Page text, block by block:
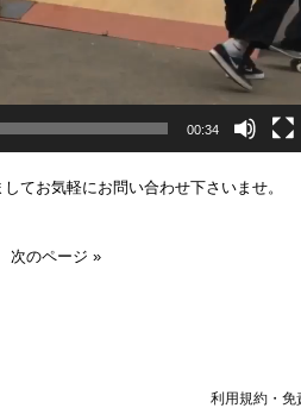
00:34
てお気軽にお問い合わせ下さいませ。
次のページ »
利用規約・免